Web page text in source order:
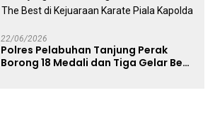
22/06/2026
Polres Pelabuhan Tanjung Perak
Borong 18 Medali dan Tiga Gelar Best